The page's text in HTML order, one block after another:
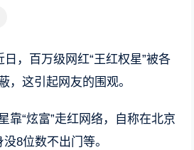
日，百万级网红“王红权星”被各
，这引起网友的围观。
靠“炫富”走红网络，自称在北京
8位数不出门等。